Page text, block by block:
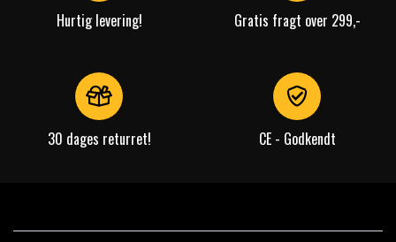
Hurtig levering! Gratis fragt over 299,-
30 dages returret! CE - Godkendt